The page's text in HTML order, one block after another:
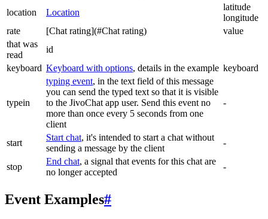
location Location
latitude
longitude
rate
[Chat rating](#Chat rating)
value
that was
read
id
keyboard Keyboard with options, details in the example keyboard
typein
typing event, in the text field of this message
you can send the typed text so that it is visible
to the JivoChat app user. Send this event no
more than once every 5 seconds from one
client
-
start
Start chat, it's intended to start a chat without
sending a message by the client
-
stop
End chat, a signal that events for this chat are
no longer accepted
-
Event Examples#